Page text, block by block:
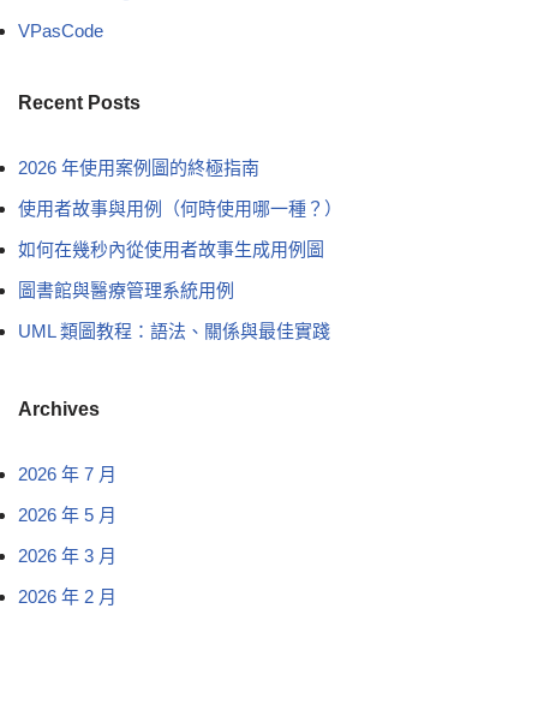
VPasCode
Recent Posts
2026 年使用案例圖的終極指南
使用者故事與用例（何時使用哪一種？）
如何在幾秒內從使用者故事生成用例圖
圖書館與醫療管理系統用例
UML 類圖教程：語法、關係與最佳實踐
Archives
2026 年 7 月
2026 年 5 月
2026 年 3 月
2026 年 2 月